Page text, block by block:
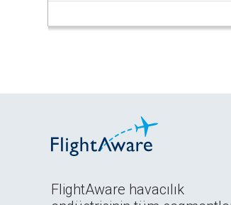
FlightAware havacılık